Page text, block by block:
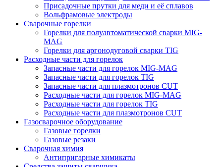
Присадочные прутки для меди и её сплавов
Вольфрамовые электроды
Сварочные горелки
Горелки для полуавтоматической сварки MIG-
MAG
Горелки для аргонодуговой сварки TIG
Расходные части для горелок
Запасные части для горелок MIG-MAG
Запасные части для горелок TIG
Запасные части для плазмотронов CUT
Расходные части для горелок MIG-MAG
Расходные части для горелок TIG
Расходные части для плазмотронов CUT
Газосварочное оборудование
Газовые горелки
Газовые резаки
Сварочная химия
Антипригарные химикаты